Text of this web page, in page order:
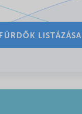
FÜRDŐK LISTÁZÁSA